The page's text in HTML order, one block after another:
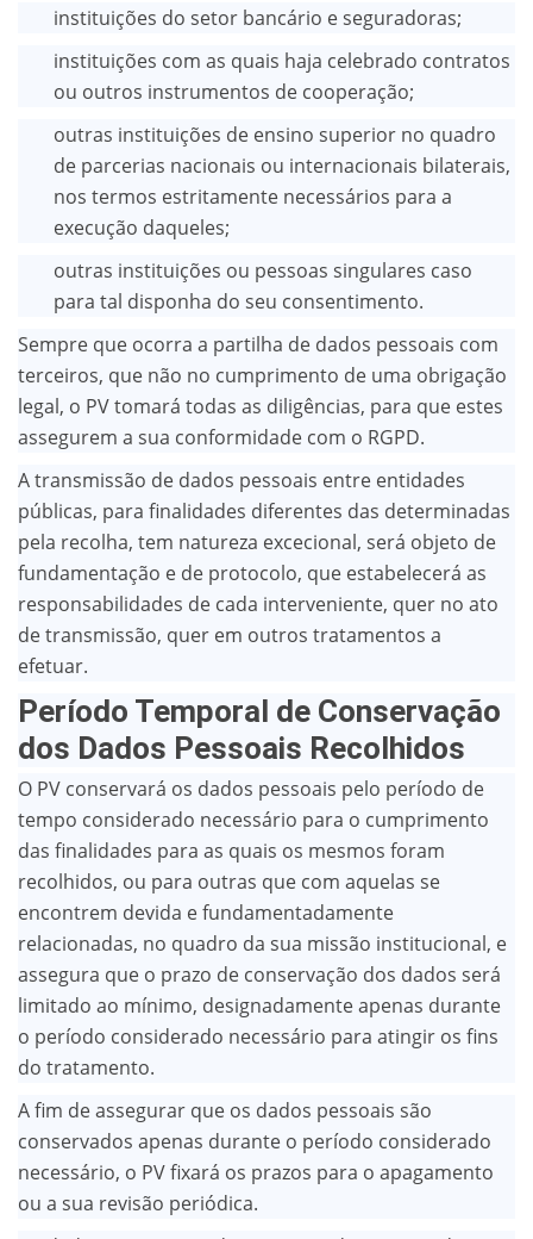
instituições do setor bancário e seguradoras;
instituições com as quais haja celebrado contratos
ou outros instrumentos de cooperação;
outras instituições de ensino superior no quadro
de parcerias nacionais ou internacionais bilaterais,
nos termos estritamente necessários para a
execução daqueles;
outras instituições ou pessoas singulares caso
para tal disponha do seu consentimento.
Sempre que ocorra a partilha de dados pessoais com
terceiros, que não no cumprimento de uma obrigação
legal, o PV tomará todas as diligências, para que estes
assegurem a sua conformidade com o RGPD.
A transmissão de dados pessoais entre entidades
públicas, para finalidades diferentes das determinadas
pela recolha, tem natureza excecional, será objeto de
fundamentação e de protocolo, que estabelecerá as
responsabilidades de cada interveniente, quer no ato
de transmissão, quer em outros tratamentos a
efetuar.
Período Temporal de Conservação
dos Dados Pessoais Recolhidos
O PV conservará os dados pessoais pelo período de
tempo considerado necessário para o cumprimento
das finalidades para as quais os mesmos foram
recolhidos, ou para outras que com aquelas se
encontrem devida e fundamentadamente
relacionadas, no quadro da sua missão institucional, e
assegura que o prazo de conservação dos dados será
limitado ao mínimo, designadamente apenas durante
o período considerado necessário para atingir os fins
do tratamento.
A fim de assegurar que os dados pessoais são
conservados apenas durante o período considerado
necessário, o PV fixará os prazos para o apagamento
ou a sua revisão periódica.